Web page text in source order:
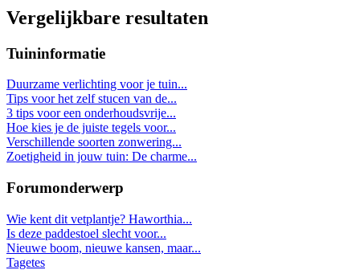
Vergelijkbare resultaten
Tuininformatie
Duurzame verlichting voor je tuin...
Tips voor het zelf stucen van de...
3 tips voor een onderhoudsvrije...
Hoe kies je de juiste tegels voor...
Verschillende soorten zonwering...
Zoetigheid in jouw tuin: De charme...
Forumonderwerp
Wie kent dit vetplantje? Haworthia...
Is deze paddestoel slecht voor...
Nieuwe boom, nieuwe kansen, maar...
Tagetes